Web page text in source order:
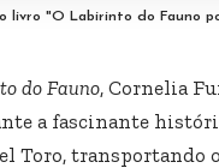
livro "O Labirinto do Fauno
do Fauno, Cornelia
a fascinante
Toro, transportando